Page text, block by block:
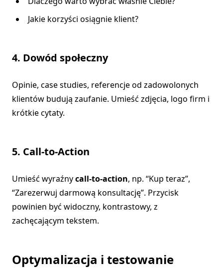
Jakie korzyści osiągnie klient?
4. Dowód społeczny
Opinie, case studies, referencje od zadowolonych
klientów budują zaufanie. Umieść zdjęcia, logo firm i
krótkie cytaty.
5. Call-to-Action
Umieść wyraźnycall-to-action, np. “Kup teraz”,
“Zarezerwuj darmową konsultację”. Przycisk
powinien być widoczny, kontrastowy, z
zachęcającym tekstem.
Optymalizacja i testowanie